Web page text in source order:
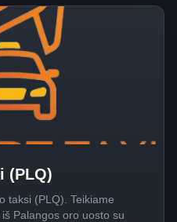
(PLQ)
taksi (PLQ). Teikiame
Palangos oro uosto su